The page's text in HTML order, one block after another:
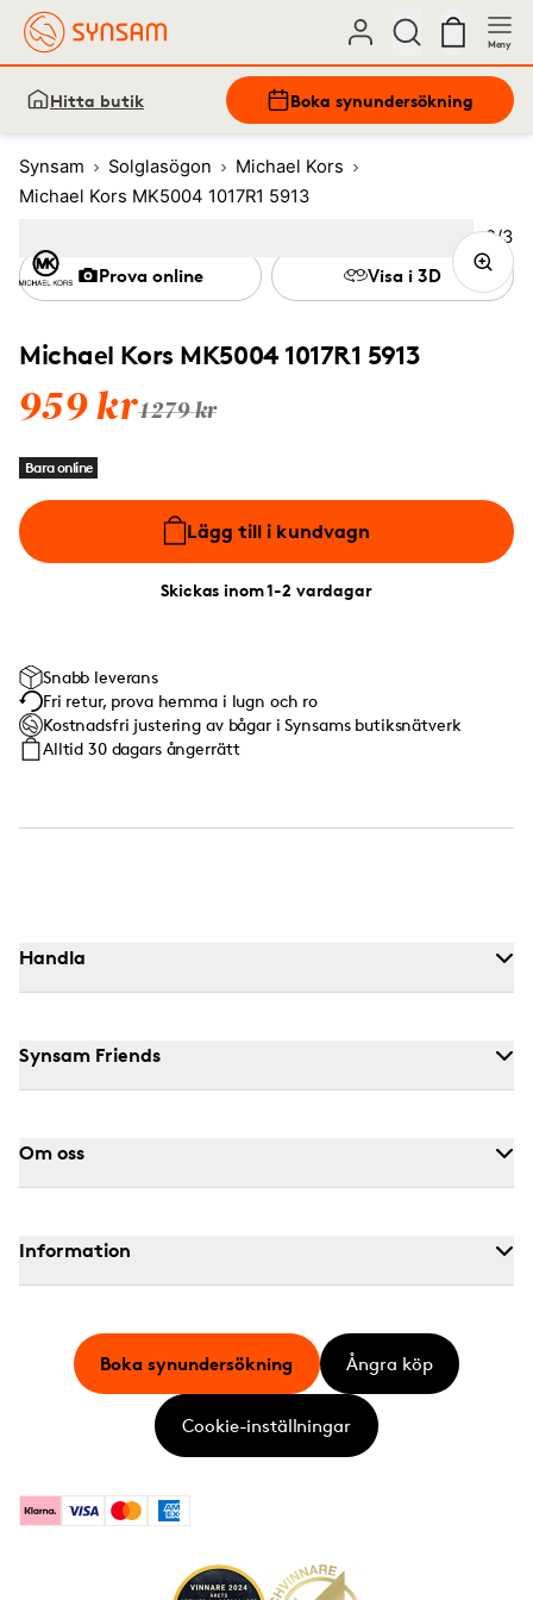
Meny
Hitta butik Boka synundersökning
Synsam Solglasögon
Michael Kors
Michael Kors MK5004 1017R1 5913
Michael Kors MK5004 1017R1 5913
959 kr1279 kr
Bara online
Lägg till i kundvagn
Skickas inom 1-2 vardagar
Prova online Visa i 3D
Snabb leverans
Fri retur, prova hemma i lugn och ro
Kostnadsfri justering av bågar i Synsams butiksnätverk
Alltid 30 dagars ångerrätt
Bild
2/3
3
Handla
Synsam Friends
Om oss
Information
KlarnaVisa MastercardAmerican Express
Boka synundersökning Ångra köp
Cookie-inställningar